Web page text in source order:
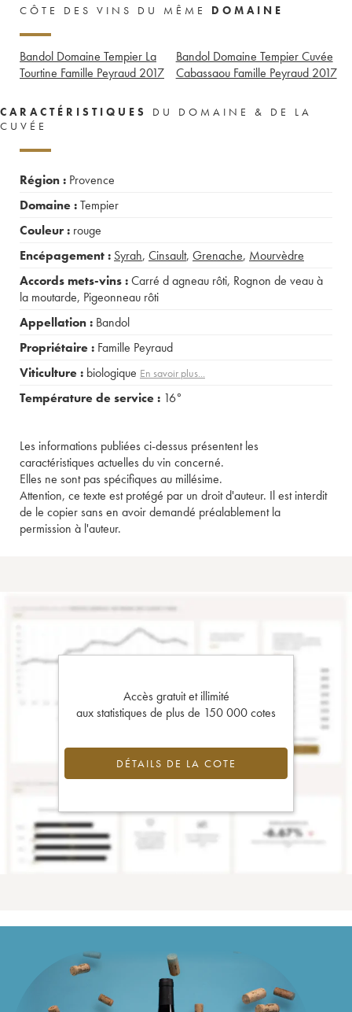
CÔTE DES VINS DU MÊME DOMAINE
Bandol Domaine Tempier La
Tourtine Famille Peyraud 2017
Bandol Domaine Tempier Cuvée
Cabassaou Famille Peyraud 2017
CARACTÉRISTIQUES
DU DOMAINE & DE LA
CUVÉE
Région : Provence
Domaine :Tempier
Couleur : rouge
Encépagement : Syrah, Cinsault, Grenache, Mourvèdre
Accords mets-vins :Carré d agneau rôti, Rognon de veau à
la moutarde, Pigeonneau rôti
Appellation : Bandol
Propriétaire : Famille Peyraud
Viticulture : biologique En savoir plus...
Température de service : 16°
Les informations publiées ci-dessus présentent les
caractéristiques actuelles du vin concerné.
Elles ne sont pas spécifiques au millésime.
Attention, ce texte est protégé par un droit d'auteur. Il est interdit
de le copier sans en avoir demandé préalablement la
permission à l'auteur.
Accès gratuit et illimité
aux statistiques de plus de 150 000 cotes
DÉTAILS DE LA COTE